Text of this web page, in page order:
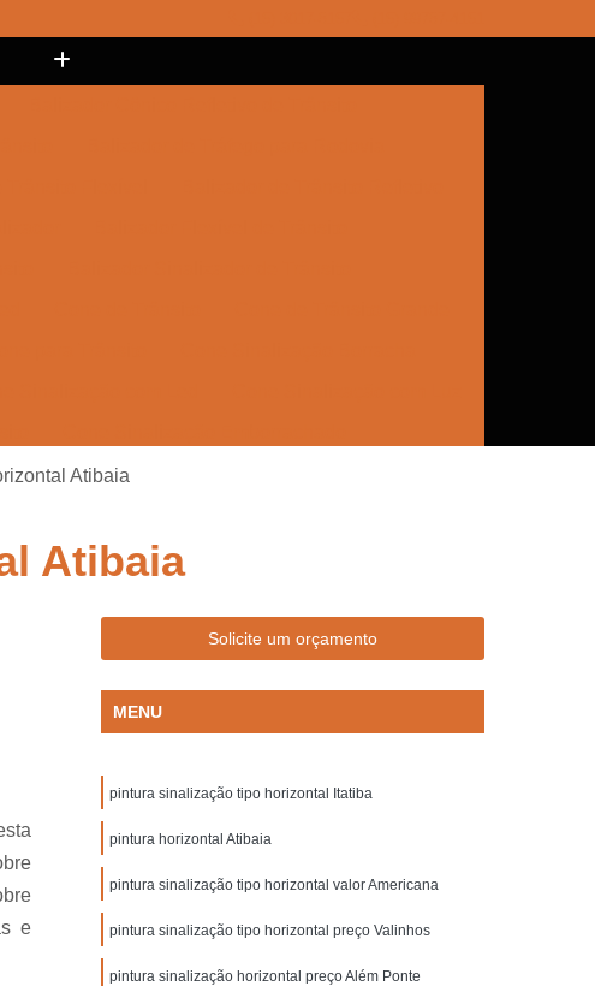
Cone Trânsito
Empresa de Sinalização de Trânsito
de Sinalização Viária
Empresa Sinalização
Lombada de Borracha para Condomínio
Elevada
Lombada para Garagem
Lombada Quebra Mola
Pintura de Sinalização Horizontal
Pintura de Sinalização Viária
Pintura Horizontal
Sinalização
Pintura Sinalização de Segurança
Pintura Sinalização Horizontal
Atibaia
Atibaia
e
Solicite um orçamento
MENU
pintura sinalização tipo horizontal Itatiba
pintura horizontal Atibaia
pintura sinalização tipo horizontal valor Americana
pintura sinalização tipo horizontal preço Valinhos
pintura sinalização horizontal preço Além Ponte